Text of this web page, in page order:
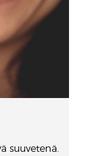
suuvetenä.